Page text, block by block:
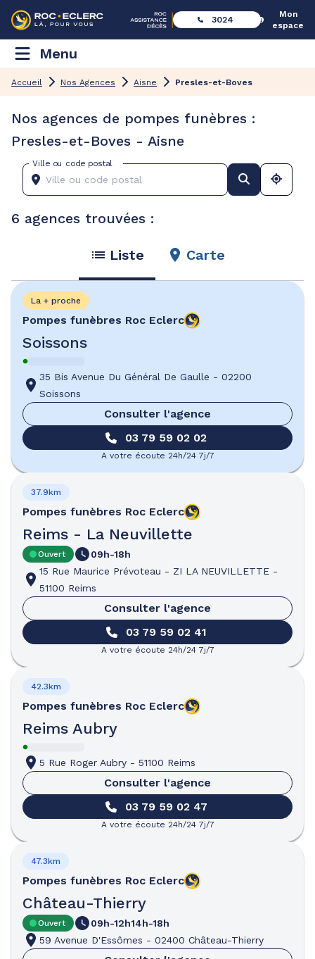
3024
Mon
espace
Menu
Accueil Nos Agences Aisne Presles-et-Boves
Nos agences de pompes funèbres :
Presles-et-Boves - Aisne
Ville ou code postal
6 agences trouvées :
Liste Carte
Pompes funèbres Roc Eclerc
Soissons
La + proche
35 Bis Avenue Du Général De Gaulle - 02200
Soissons
Consulter l'agence
03 79 59 02 02
A votre écoute 24h/24 7j/7
Pompes funèbres Roc Eclerc
Reims - La Neuvillette
37.9km
Ouvert
09h-18h
15 Rue Maurice Prévoteau - ZI LA NEUVILLETTE -
51100 Reims
Consulter l'agence
03 79 59 02 41
A votre écoute 24h/24 7j/7
Pompes funèbres Roc Eclerc
Reims Aubry
42.3km
5 Rue Roger Aubry - 51100 Reims
Consulter l'agence
03 79 59 02 47
A votre écoute 24h/24 7j/7
Pompes funèbres Roc Eclerc
Château-Thierry
47.3km
Ouvert 09h-12h14h-18h
59 Avenue D'Essômes - 02400 Château-Thierry